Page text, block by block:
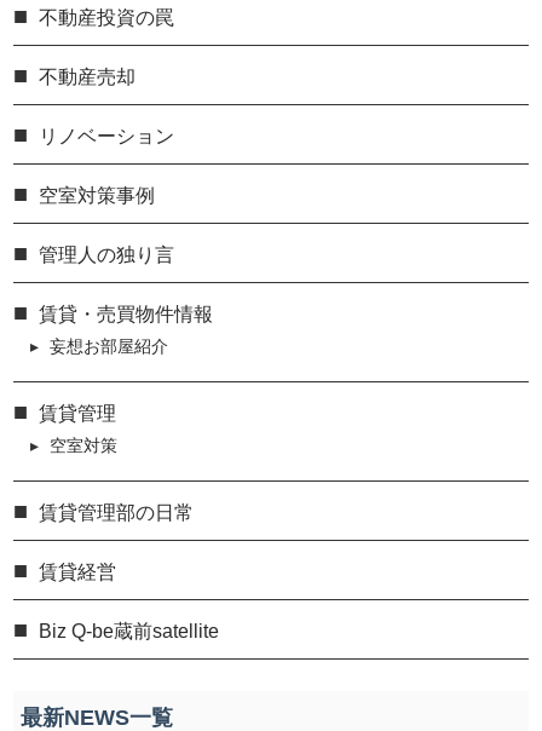
不動産投資の罠
不動産売却
リノベーション
空室対策事例
管理人の独り言
賃貸・売買物件情報
妄想お部屋紹介
賃貸管理
空室対策
賃貸管理部の日常
賃貸経営
Biz Q-be蔵前satellite
最新NEWS一覧